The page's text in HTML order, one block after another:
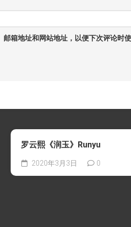
箱地址和网站地址，以便下次评论时使
罗云熙《润玉》Runyu
2020年3月3日 0